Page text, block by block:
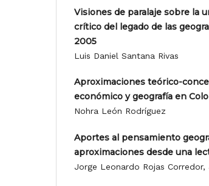
Visiones de paralaje sobre la
crítico del legado de las
2005
Luis Daniel Santana Rivas
Aproximaciones teórico-
económico y geografía en
Nohra León Rodríguez
Aportes al pensamiento
aproximaciones desde una
Jorge Leonardo Rojas Corredor,